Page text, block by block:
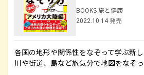
BOOKS 旅と健康
2022.10.14 発売
各国の地形や関係性をなぞって学ぶ新し
川や街道、島など旅気分で地図をなぞ